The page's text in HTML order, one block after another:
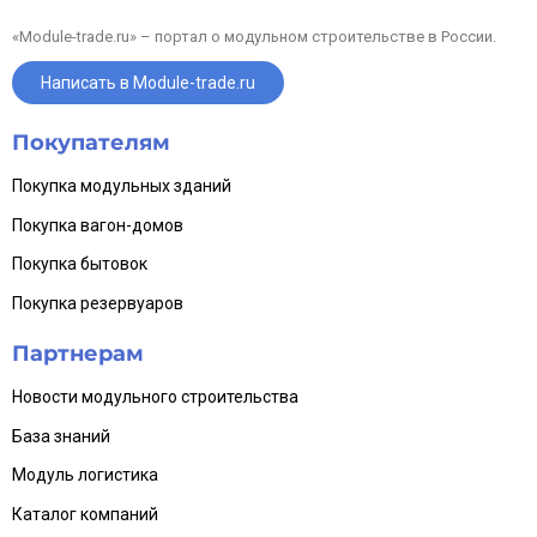
спецификации.
Объект расположен в Оренбургской области. По вопросам
организации осмотра и уточнения документации просьба
обращаться в личные сообщения или по телефону. Вопросы
порядке.
демонтаж, транспортировка, монтаж и доработка под
подготовкой объекта под конкретные задачи эксплуатации.
«Module-trade.ru» – портал о модульном строительстве в России.
Написать в Module-trade.ru
Покупателям
Покупка модульных зданий
Покупка вагон-домов
Покупка бытовок
Покупка резервуаров
Партнерам
Новости модульного строительства
База знаний
Модуль логистика
Каталог компаний